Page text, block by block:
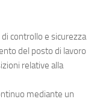
controllo e sicurezza
del posto di lavoro
relative alla
mediante un